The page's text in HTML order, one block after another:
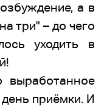
а в
три" – до чего
уходить в
выработанное
день приёмки. И